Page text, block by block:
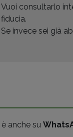
Vuoi consultarlo
fiducia.
Se invece sei già
è anche su